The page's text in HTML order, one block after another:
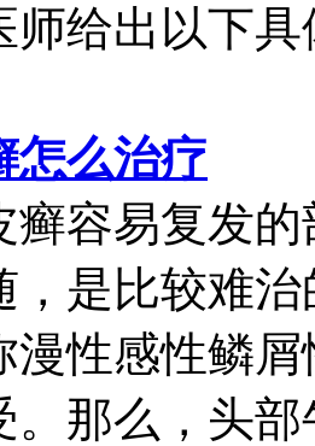
师给出以下
怎么治疗
癣容易复发
，是比较难
漫性感性鳞
。那么，头